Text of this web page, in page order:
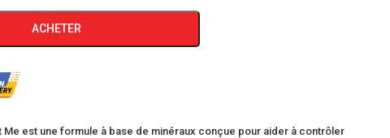
ACHETER
Me est une formule à base de minéraux conçue pour aider à contrôler